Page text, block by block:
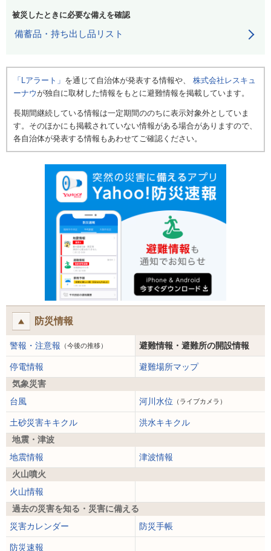
被災したときに必要な備えを確認
備蓄品・持ち出し品リスト
「Lアラート」 を通じて自治体が発表する情報や、 株式会社レスキュ
ーナウが独自に取材した情報をもとに避難情報を掲載しています。
長期間継続している情報は一定期間ののちに表示対象外としていま
す。そのほかにも掲載されていない情報がある場合がありますので、
各自治体が発表する情報もあわせてご確認ください。
防災情報
警報・注意報 （今後の推移） 避難情報・避難所の開設情報
停電情報
避難場所マップ
気象災害
台風
河川水位 （ライブカメラ）
土砂災害キキクル
洪水キキクル
地震・津波
地震情報
津波情報
火山噴火
火山情報
過去の災害を知る・災害に備える
災害カレンダー
防災手帳
防災速報